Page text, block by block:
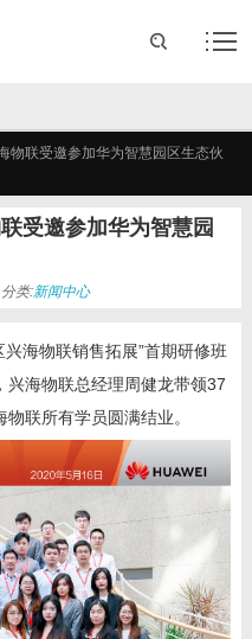
物联受邀参加华为智慧园区生态伙
受邀参加华为智慧园
分类:新闻中心
兴海物联销售拓展”首期研修班
海物联总经理周健龙带领37
联所有学员圆满结业。